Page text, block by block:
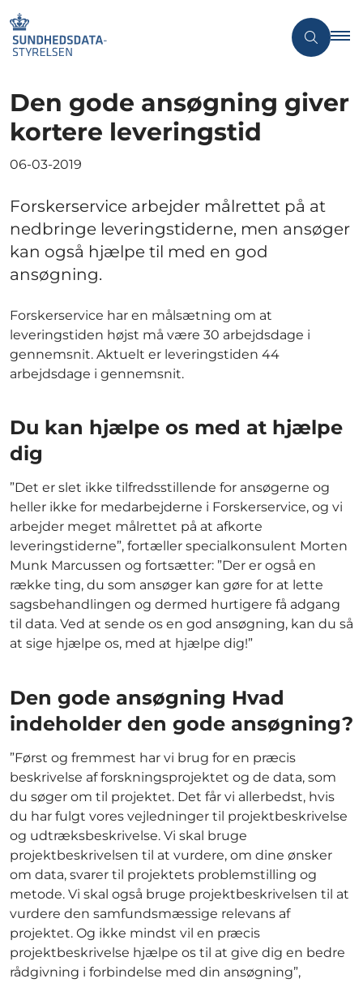
Den gode ansøgning giver
kortere leveringstid
06-03-2019
Forskerservice arbejder målrettet på at
nedbringe leveringstiderne, men ansøger
kan også hjælpe til med en god
ansøgning.
Forskerservice har en målsætning om at
leveringstiden højst må være 30 arbejdsdage i
gennemsnit. Aktuelt er leveringstiden 44
arbejdsdage i gennemsnit.
Du kan hjælpe os med at hjælpe
dig
”Det er slet ikke tilfredsstillende for ansøgerne og
heller ikke for medarbejderne i Forskerservice, og vi
arbejder meget målrettet på at afkorte
leveringstiderne”, fortæller specialkonsulent Morten
Munk Marcussen og fortsætter: ”Der er også en
række ting, du som ansøger kan gøre for at lette
sagsbehandlingen og dermed hurtigere få adgang
til data. Ved at sende os en god ansøgning, kan du så
at sige hjælpe os, med at hjælpe dig!”
Den gode ansøgning Hvad
indeholder den gode ansøgning?
”Først og fremmest har vi brug for en præcis
beskrivelse af forskningsprojektet og de data, som
du søger om til projektet. Det får vi allerbedst, hvis
du har fulgt vores vejledninger til projektbeskrivelse
og udtræksbeskrivelse. Vi skal bruge
projektbeskrivelsen til at vurdere, om dine ønsker
om data, svarer til projektets problemstilling og
metode. Vi skal også bruge projektbeskrivelsen til at
vurdere den samfundsmæssige relevans af
projektet. Og ikke mindst vil en præcis
projektbeskrivelse hjælpe os til at give dig en bedre
rådgivning i forbindelse med din ansøgning”,